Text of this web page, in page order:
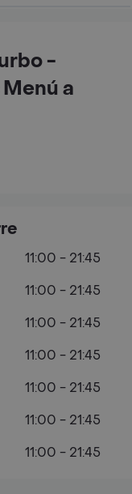
-
a
11:00 - 21:45
11:00 - 21:45
11:00 - 21:45
11:00 - 21:45
11:00 - 21:45
11:00 - 21:45
11:00 - 21:45